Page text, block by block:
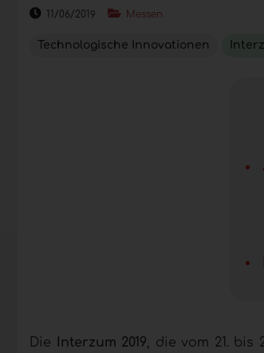
11/06/2019 Messen
Technologische Innovationen
Die Interzum 2019 , die vom 21.